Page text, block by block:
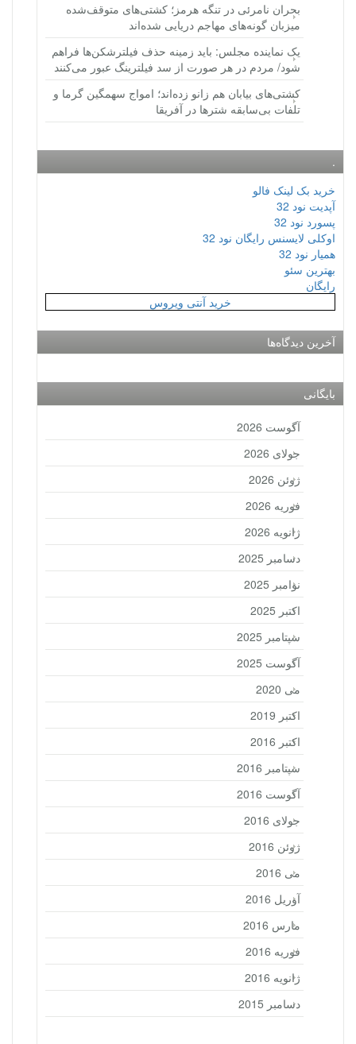
بحران نامرئی در تنگه هرمز؛ کشتی‌های متوقف‌شده
میزبان گونه‌های مهاجم دریایی شده‌اند
یک نماینده مجلس: باید زمینه حذف فیلترشکن‌ها فراهم
شود/ مردم در هر صورت از سد فیلترینگ عبور می‌کنند
کشتی‌های بیابان هم زانو زده‌اند؛ امواج سهمگین گرما و
تلفات بی‌سابقه شترها در آفریقا
.
خرید بک لینک فالو
آپدیت نود 32
پسورد نود 32
اوکلی لایسنس رایگان نود 32
همیار نود 32
بهترین سئو
رایگان
خرید آنتی ویروس
آخرین دیدگاه‌ها
بایگانی
آگوست 2026
جولای 2026
ژوئن 2026
فوریه 2026
ژانویه 2026
دسامبر 2025
نوامبر 2025
اکتبر 2025
سپتامبر 2025
آگوست 2025
می 2020
اکتبر 2019
اکتبر 2016
سپتامبر 2016
آگوست 2016
جولای 2016
ژوئن 2016
می 2016
آوریل 2016
مارس 2016
فوریه 2016
ژانویه 2016
دسامبر 2015